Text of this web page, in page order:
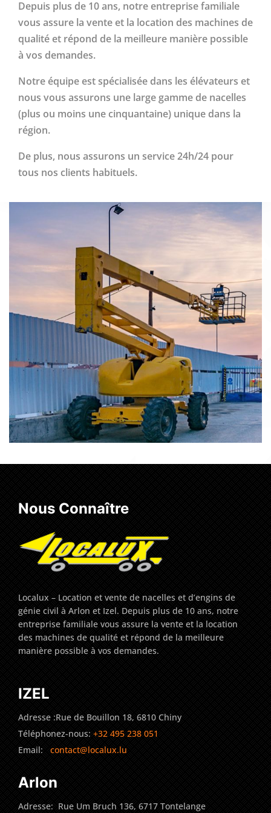
Depuis plus de 10 ans, notre entreprise familiale
vous assure la vente et la location des machines de
qualité et répond de la meilleure manière possible
à vos demandes.
Notre équipe est spécialisée dans les élévateurs et
nous vous assurons une large gamme de nacelles
(plus ou moins une cinquantaine) unique dans la
région.
De plus, nous assurons un service 24h/24 pour
tous nos clients habituels.
Nous Connaître
Localux – Location et vente de nacelles et d’engins de
génie civil à Arlon et Izel. Depuis plus de 10 ans, notre
entreprise familiale vous assure la vente et la location
des machines de qualité et répond de la meilleure
manière possible à vos demandes.
IZEL
Adresse :Rue de Bouillon 18, 6810 Chiny
Téléphonez-nous: +32 495 238 051
Email: contact@localux.lu
Arlon
Adresse: Rue Um Bruch 136, 6717 Tontelange